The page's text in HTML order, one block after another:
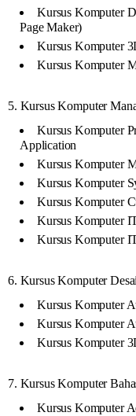
Kursus Komputer
Page Maker)
Kursus Komputer
Kursus Komputer
5. Kursus Komputer
Kursus Komputer
Application
Kursus Komputer
Kursus Komputer
Kursus Komputer
Kursus Komputer
Kursus Komputer
6. Kursus Komputer
Kursus Komputer
Kursus Komputer
Kursus Komputer
7. Kursus Komputer
Kursus Komputer